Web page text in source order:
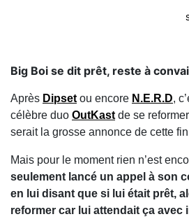
Big Boi se dit prêt, reste à
Après Dipset ou encore N.E.R.D,
célèbre duo OutKast de se
serait la grosse annonce de cette fin
Mais pour le moment rien n’est
seulement lancé un appel à son
en lui disant que si lui était prêt,
reformer car lui attendait ça avec